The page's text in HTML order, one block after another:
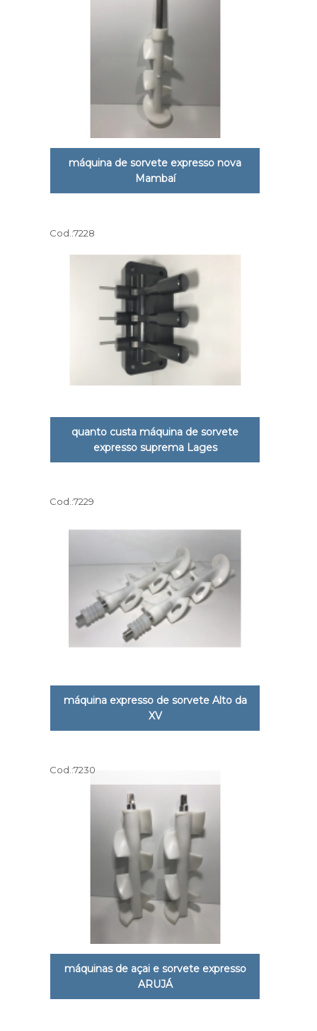
máquina de sorvete expresso nova
Mambaí
Cod.:7228
quanto custa máquina de sorvete
expresso suprema Lages
Cod.:7229
máquina expresso de sorvete Alto da
XV
Cod.:7230
máquinas de açai e sorvete expresso
ARUJÁ